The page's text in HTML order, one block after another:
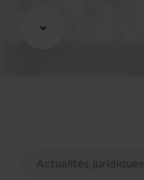
Actualités juridiques